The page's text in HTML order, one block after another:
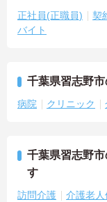
正社員(正職員) 契
バイト
千葉県習志野
病院 クリニック
千葉県習志野
す
訪問介護 介護老人